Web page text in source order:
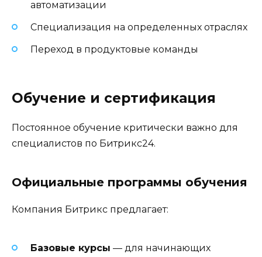
автоматизации
Специализация на определенных отраслях
Переход в продуктовые команды
Обучение и сертификация
Постоянное обучение критически важно для
специалистов по Битрикс24.
Официальные программы обучения
Компания Битрикс предлагает:
Базовые курсы — для начинающих